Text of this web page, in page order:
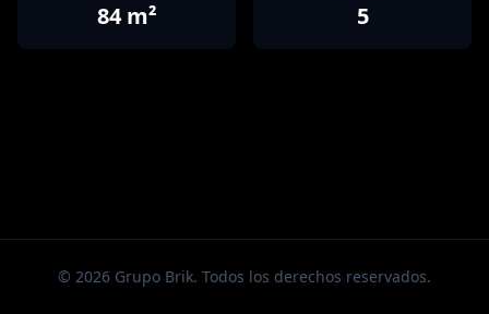
84m² 5
© 2026 Grupo Brik. Todos los derechos reservados.